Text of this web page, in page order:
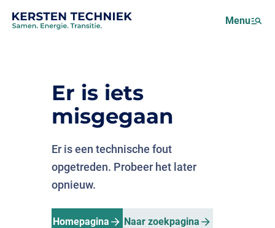
Over ons
Projecten
Menu
Er is iets
misgegaan
Er is een technische fout
opgetreden. Probeer het later
opnieuw.
Homepagina Naar zoekpagina